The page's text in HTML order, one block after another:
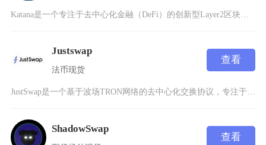
Katana是一个专注于去中心化金融（DeFi）的创新型Layer2区块链平台，最初由Ka
Justswap
法币现货
查看
ShadowSwap
查看